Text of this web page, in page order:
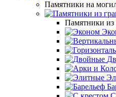
Памятники на
Памятники из